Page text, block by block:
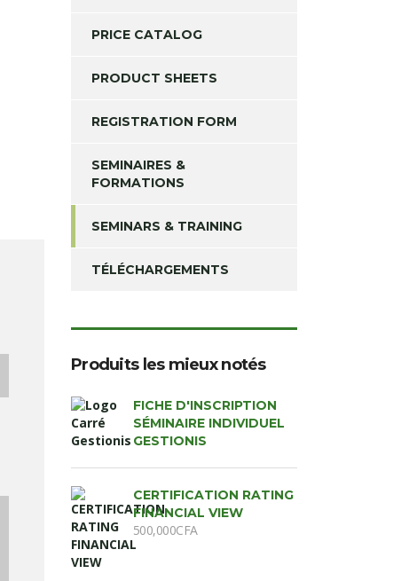
PRICE CATALOG
PRODUCT SHEETS
REGISTRATION FORM
SEMINAIRES &
FORMATIONS
SEMINARS & TRAINING
TÉLÉCHARGEMENTS
Produits les mieux notés
FICHE D'INSCRIPTION
SÉMINAIRE INDIVIDUEL
GESTIONIS
CERTIFICATION RATING
FINANCIAL VIEW
500,000CFA